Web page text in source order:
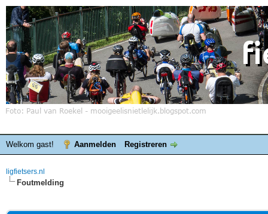
Welkom gast! Aanmelden Registreren
ligfietsers.nl
Foutmelding